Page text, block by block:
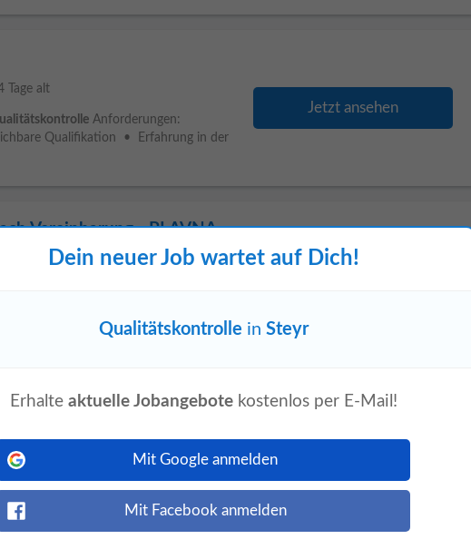
Tage alt
Anforderungen:
Qualifikation • Erfahrung in der
Jetzt ansehen
Vereinbarung - PLAVNA
eines professionellen Service
Produktion •Qualitätskontrolleder
• selbständiges Durchführen von
auf CNC-Maschinen
Dein neuer Job wartet auf Dich!
Qualitätskontrolle in Steyr
Erhalte aktuelle Jobangebotekostenlos per E-Mail!
Mit Google anmelden
Mit Facebook anmelden